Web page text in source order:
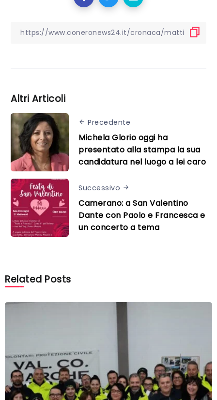
Altri Articoli
Precedente
Michela Glorio oggi ha
presentato alla stampa la sua
candidatura nel luogo a lei caro
Successivo
Camerano: a San Valentino
Dante con Paolo e Francesca e
un concerto a tema
Related Posts